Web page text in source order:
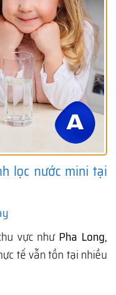
lọc nước mini tại
vực như Pha Long,
tế vẫn tồn tại nhiều